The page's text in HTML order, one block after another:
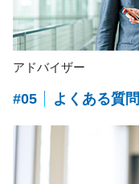
アドバイザー
#05 よくある質問